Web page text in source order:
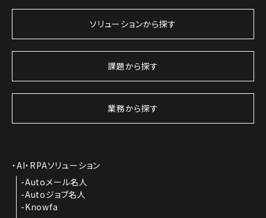
ソリューションから探す
課題から探す
業務から探す
AI・RPAソリューション
Autoメール名人
Autoジョブ名人
Knowfa